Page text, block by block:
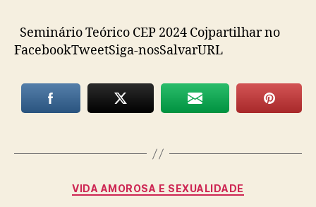
Seminário Teórico CEP 2024 Cojpartilhar no
FacebookTweetSiga-nosSalvarURL
Categorias
VIDA AMOROSA E SEXUALIDADE